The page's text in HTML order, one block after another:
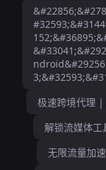
极速跨境代理 |
解锁流媒体
无限流量加